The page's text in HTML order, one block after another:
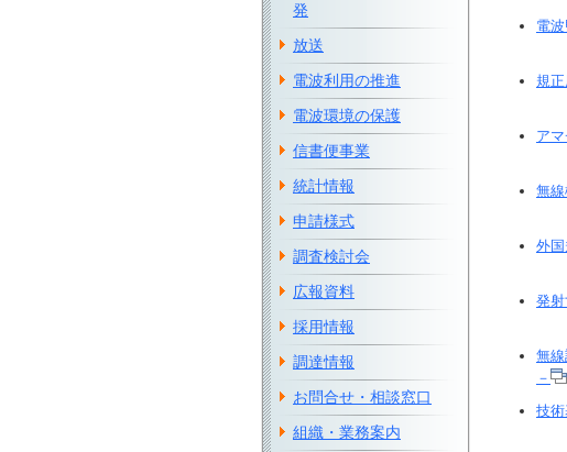
電
規
ア
無
外
発
無
－
技
発
放送
電波利用の推進
電波環境の保護
信書便事業
統計情報
申請様式
調査検討会
広報資料
採用情報
調達情報
お問合せ・相談窓口
組織・業務案内